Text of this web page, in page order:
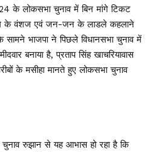
के लोकसभा चुनाव में बिन मांगे टिकट
के वंशज एवं जन-जन के लाडले कहलाने
सामने भाजपा ने पिछले विधानसभा चुनाव में
बनाया है, प्रताप सिंह खाचरियावास
के मसीहा मानते हुए लोकसभा चुनाव
चुनाव रुझान से यह आभास हो रहा है कि